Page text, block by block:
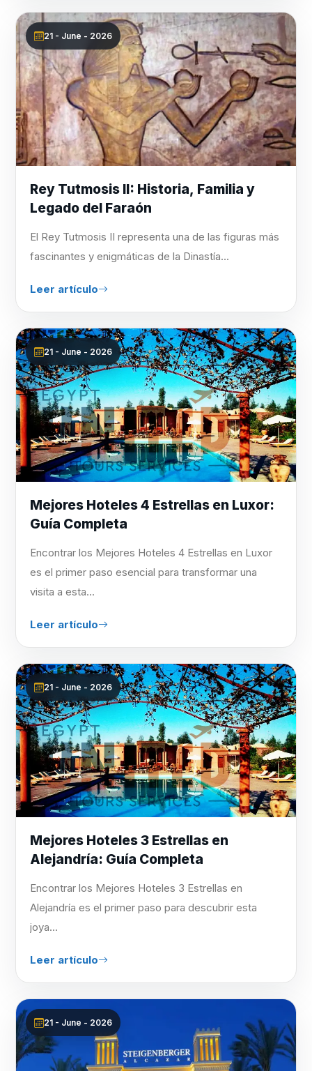
21 - June - 2026
Rey Tutmosis II: Historia, Familia y
Legado del Faraón
El Rey Tutmosis II representa una de las figuras más
fascinantes y enigmáticas de la Dinastía...
Leer artículo
21 - June - 2026
Mejores Hoteles 4 Estrellas en Luxor:
Guía Completa
Encontrar los Mejores Hoteles 4 Estrellas en Luxor
es el primer paso esencial para transformar una
visita a esta...
Leer artículo
21 - June - 2026
Mejores Hoteles 3 Estrellas en
Alejandría: Guía Completa
Encontrar los Mejores Hoteles 3 Estrellas en
Alejandría es el primer paso para descubrir esta
joya...
Leer artículo
21 - June - 2026